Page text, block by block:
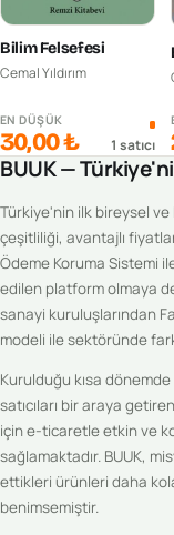
Bilim Felsefesi
Cemal Yıldırım
EN DÜŞÜK
30,00 ₺ 1 satıcı
BUUK —
Türkiye'nin ilk bireysel
çeşitliliği, avantajlı
Ödeme Koruma Sistemi
edilen platform olmaya
sanayi kuruluşlarından
modeli ile sektöründe
Kurulduğu kısa dönemde
satıcıları bir araya
için e-ticaretle etkin ve
sağlamaktadır. BUUK,
ettikleri ürünleri daha
benimsemiştir.